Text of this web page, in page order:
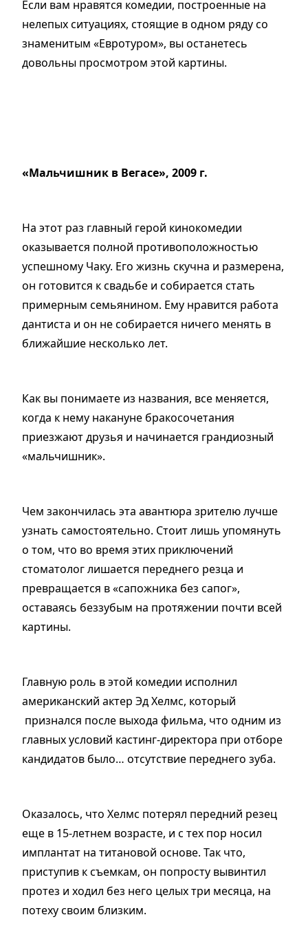
Если вам нравятся комедии, построенные на
нелепых ситуациях, стоящие в одном ряду со
знаменитым «Евротуром», вы останетесь
довольны просмотром этой картины.
«Мальчишник в Вегасе», 2009 г.
На этот раз главный герой кинокомедии
оказывается полной противоположностью
успешному Чаку. Его жизнь скучна и размерена,
он готовится к свадьбе и собирается стать
примерным семьянином. Ему нравится работа
дантиста и он не собирается ничего менять в
ближайшие несколько лет.
Как вы понимаете из названия, все меняется,
когда к нему накануне бракосочетания
приезжают друзья и начинается грандиозный
«мальчишник».
Чем закончилась эта авантюра зрителю лучше
узнать самостоятельно. Стоит лишь упомянуть
о том, что во время этих приключений
стоматолог лишается переднего резца и
превращается в «сапожника без сапог»,
оставаясь беззубым на протяжении почти всей
картины.
Главную роль в этой комедии исполнил
американский актер Эд Хелмс, который
признался после выхода фильма, что одним из
главных условий кастинг-директора при отборе
кандидатов было… отсутствие переднего зуба.
Оказалось, что Хелмс потерял передний резец
еще в 15-летнем возрасте, и с тех пор носил
имплантат на титановой основе. Так что,
приступив к съемкам, он попросту вывинтил
протез и ходил без него целых три месяца, на
потеху своим близким.